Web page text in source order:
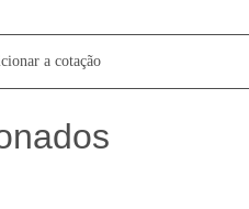
a cotação